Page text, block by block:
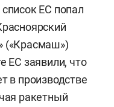
ЕС попал
(«Красмаш»)
ЕС заявили, что
в производстве
ракетный